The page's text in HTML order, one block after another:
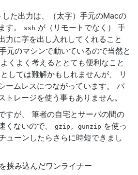
した出力は、（太字）手元のMacの
す。
ssh が（リモートでなく） 手
力に字を出し入れしてくれること
元のマシンで動いているので当然と
くよく考えるととても便利なこと
しては難解かもしれませんが、 リ
ームレスにつながっています。 パ
トレージを使う事もありません。
すが、 筆者の自宅とサーバの間の
くないので、
gzip, gunzip を使っ
ューンしたらさらに時短できまし
挟み込んだワンライナー